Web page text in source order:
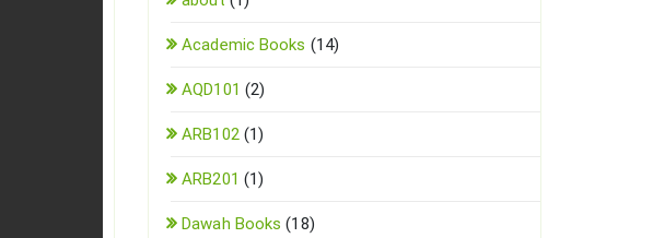
Academic Books (14)
AQD101 (2)
ARB102(1)
ARB201 (1)
Dawah Books (18)